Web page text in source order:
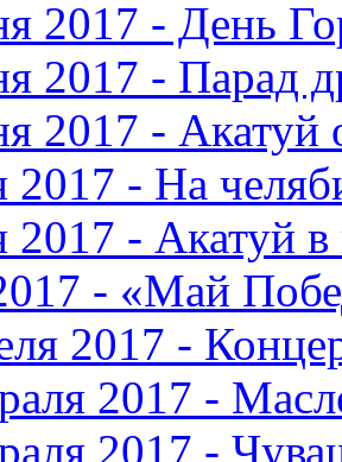
2017 - День
2017 - Парад
2017 - Акатуй
- На
- Акатуй в
- «Май
2017 -
2017 -
2017 -